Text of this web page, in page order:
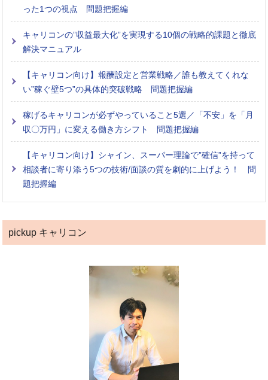
った1つの視点 問題把握編
キャリコンの”収益最大化”を実現する10個の戦略的課題と徹底
解決マニュアル
【キャリコン向け】報酬設定と営業戦略／誰も教えてくれな
い”稼ぐ壁5つ”の具体的突破戦略 問題把握編
稼げるキャリコンが必ずやっていること5選／「不安」を「月
収〇万円」に変える働き方シフト 問題把握編
【キャリコン向け】シャイン、スーパー理論で”確信”を持って
相談者に寄り添う5つの技術/面談の質を劇的に上げよう！ 問
題把握編
pickup キャリコン